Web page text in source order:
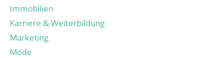
Immobilien
Karriere & Weiterbildung
Marketing
Mode